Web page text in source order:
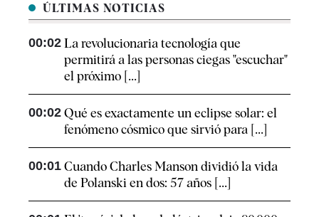
ÚLTIMAS NOTICIAS
00:02 La revolucionaria tecnología que
permitirá a las personas ciegas "escuchar"
el próximo [...]
00:02 Qué es exactamente un eclipse solar: el
fenómeno cósmico que sirvió para [...]
00:01 Cuando Charles Manson dividió la vida
de Polanski en dos: 57 años [...]